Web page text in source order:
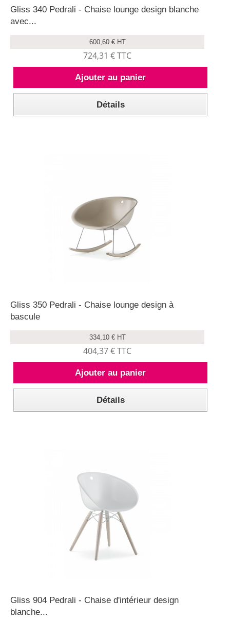
Gliss 340 Pedrali - Chaise lounge design blanche
avec...
600,60 € HT
724,31 € TTC
Ajouter au panier
Détails
Gliss 350 Pedrali - Chaise lounge design à
bascule
334,10 € HT
404,37 € TTC
Ajouter au panier
Détails
Gliss 904 Pedrali - Chaise d'intérieur design
blanche...